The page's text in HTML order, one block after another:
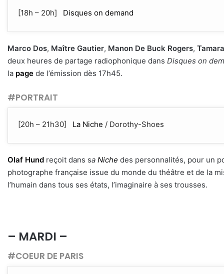
[18h – 20h] Disques on demand
Marco Dos, Maître Gautier, Manon De Buck Rogers,
deux heures de partage radiophonique dans Disques on
la page de l’émission dès 17h45.
#PORTRAIT
[20h – 21h30] La Niche / Dorothy-Shoes
Olaf Hund reçoit dans sa Niche des personnalités, pour un
photographe française issue du monde du théâtre et de la
l’humain dans tous ses états, l’imaginaire à ses trousses.
– MARDI –
#COEUR DE PARIS